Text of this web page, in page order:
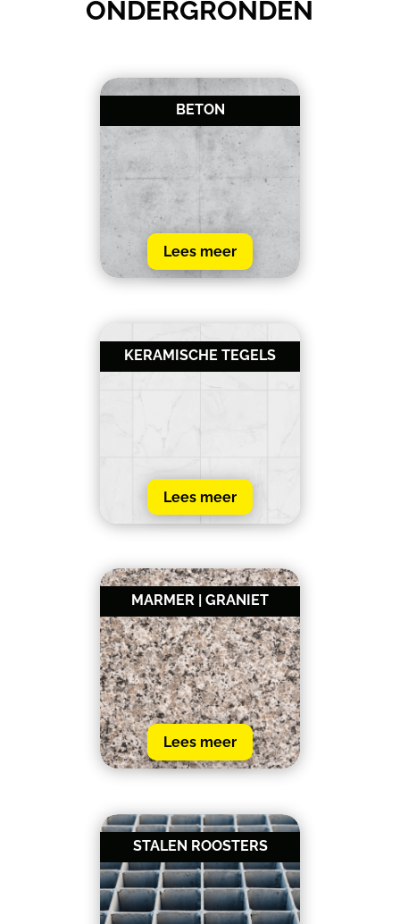
ONDERGRONDEN
Lees meer
BETON
Lees meer
KERAMISCHE TEGELS
Lees meer
MARMER | GRANIET
STALEN ROOSTERS